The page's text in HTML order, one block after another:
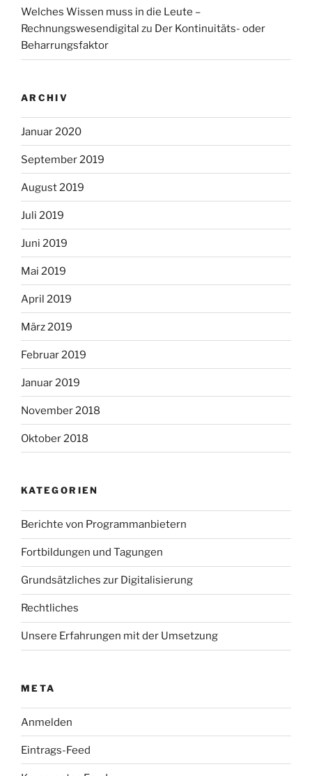
Welches Wissen muss in die Leute –
Rechnungswesendigital zu Der Kontinuitäts- oder
Beharrungsfaktor
ARCHIV
Januar 2020
September 2019
August 2019
Juli 2019
Juni 2019
Mai 2019
April 2019
März 2019
Februar 2019
Januar 2019
November 2018
Oktober 2018
KATEGORIEN
Berichte von Programmanbietern
Fortbildungen und Tagungen
Grundsätzliches zur Digitalisierung
Rechtliches
Unsere Erfahrungen mit der Umsetzung
META
Anmelden
Eintrags-Feed